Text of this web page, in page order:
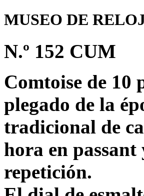
MUSEO DE
N.º 152 CUM
Comtoise de 10
plegado de la
tradicional de
hora en
repetición.